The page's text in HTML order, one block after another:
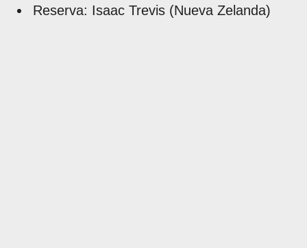
Reserva: Isaac Trevis (Nueva Zelanda)